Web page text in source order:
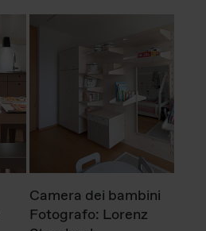
Camera dei bambini
Fotografo: Lorenz